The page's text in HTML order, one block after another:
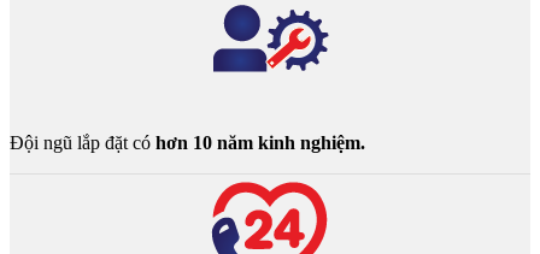
Đội ngũ lắp đặt có hơn 10 năm kinh nghiệm.